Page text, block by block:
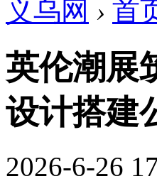
义乌网 › 首
英伦潮展
设计搭建
2026-6-26